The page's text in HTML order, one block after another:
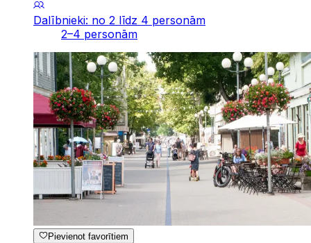
Dalībnieki: no 2 līdz 4 personām
2–4 personām
Pievienot favorītiem